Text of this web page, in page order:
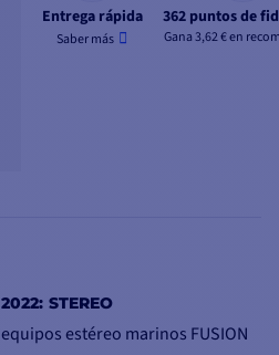
Entrega rápida
Saber más
362 puntos de
Gana 3,62 € en
STEREO
estéreo marinos FUSION